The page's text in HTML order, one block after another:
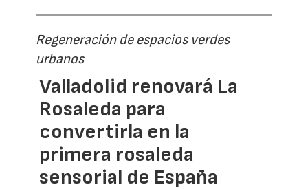
Regeneración de espacios verdes
urbanos
Valladolid renovará La
Rosaleda para
convertirla en la
primera rosaleda
sensorial de España